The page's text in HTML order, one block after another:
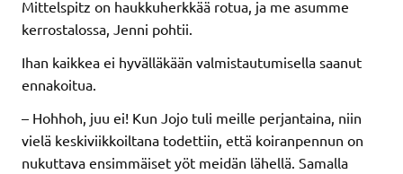
Mittelspitz on haukkuherkkää rotua, ja me asumme
kerrostalossa, Jenni pohtii.
Ihan kaikkea ei hyvälläkään valmistautumisella saanut
ennakoitua.
– Hohhoh, juu ei! Kun Jojo tuli meille perjantaina, niin
vielä keskiviikkoiltana todettiin, että koiranpennun on
nukuttava ensimmäiset yöt meidän lähellä. Samalla